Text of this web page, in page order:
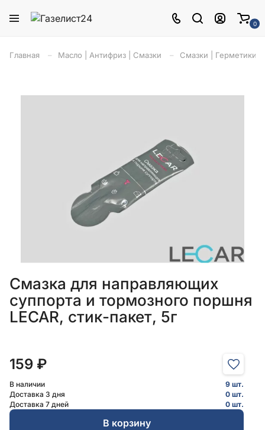
0
Главная Масло | Антифриз | Смазки Смазки | Герметики
Смазка для направляющих
суппорта и тормозного поршня
LECAR, стик-пакет, 5г
159 ₽
В наличии
9 шт.
Доставка 3 дня
0 шт.
Доставка 7 дней
0 шт.
В корзину